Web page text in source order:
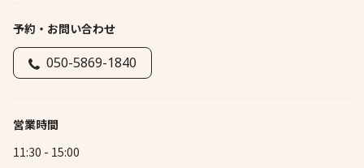
予約・お問い合わせ
050-5869-1840
営業時間
11:30 - 15:00